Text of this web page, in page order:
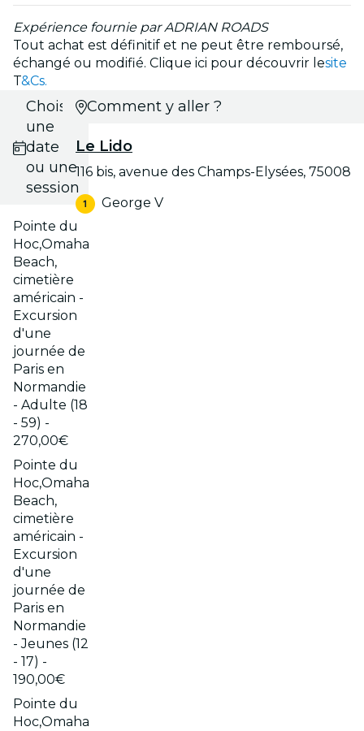
Expérience fournie par ADRIAN ROADS
Tout achat est définitif et ne peut être remboursé,
échangé ou modifié. Clique ici pour découvrir lesite
T&Cs.
Choisis
une
date
ou une
session
Pointe du
Hoc,Omaha
Beach,
cimetière
américain -
Excursion
d'une
journée de
Paris en
Normandie
- Adulte (18
- 59) -
270,00€
Pointe du
Hoc,Omaha
Beach,
cimetière
américain -
Excursion
d'une
journée de
Paris en
Normandie
- Jeunes (12
- 17) -
190,00€
Pointe du
Hoc,Omaha
Comment y aller ?
Le Lido
116 bis, avenue des Champs-Elysées, 75008
George V